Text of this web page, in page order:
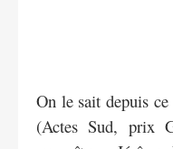
On le sait depuis ce
(Actes Sud, prix